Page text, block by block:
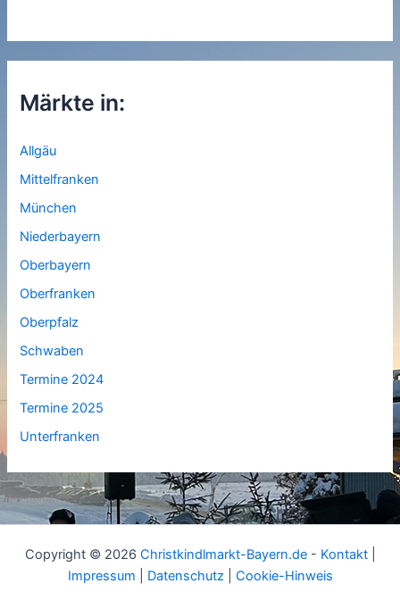
Märkte in:
Allgäu
Mittelfranken
München
Niederbayern
Oberbayern
Oberfranken
Oberpfalz
Schwaben
Termine 2024
Termine 2025
Unterfranken
Copyright © 2026 Christkindlmarkt-Bayern.de- Kontakt|
Impressum
Datenschutz| Cookie-Hinweis